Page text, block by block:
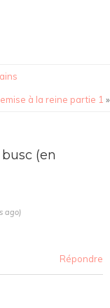
à la reine partie 1 »
(en
ago)
Répondre